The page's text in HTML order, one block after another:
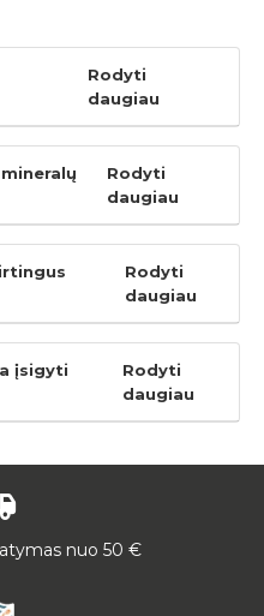
Rodyti
daugiau
Rodyti
daugiau
Rodyti
daugiau
įsigyti
Rodyti
daugiau
nuo 50 €